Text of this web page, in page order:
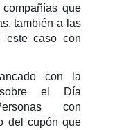
que
también a las
este caso con
con la
el Día
con
del cupón que